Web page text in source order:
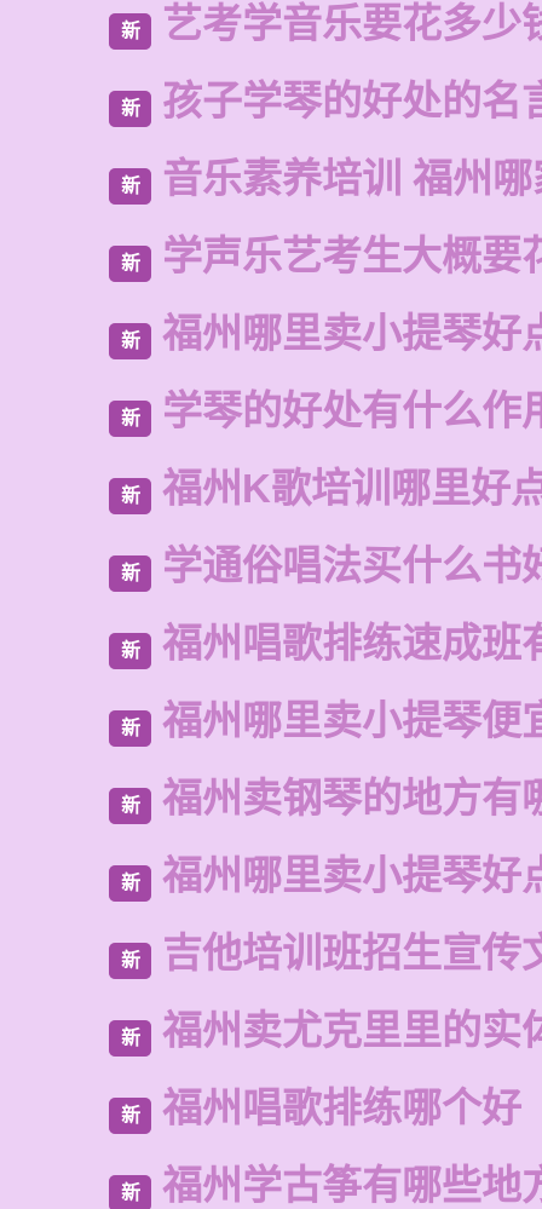
新 艺考学音乐要花多少
新 孩子学琴的好处的名
新 音乐素养培训 福州
新 学声乐艺考生大概要
新 福州哪里卖小提琴好
新 学琴的好处有什么作
新 福州K歌培训哪里好
新 学通俗唱法买什么书
新 福州唱歌排练速成班
新 福州哪里卖小提琴便
新 福州卖钢琴的地方有
新 福州哪里卖小提琴好
新 吉他培训班招生宣传
新 福州卖尤克里里的实
新 福州唱歌排练哪个好
新 福州学古筝有哪些地